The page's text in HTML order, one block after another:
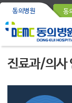
동의병원 동
진료과/의사